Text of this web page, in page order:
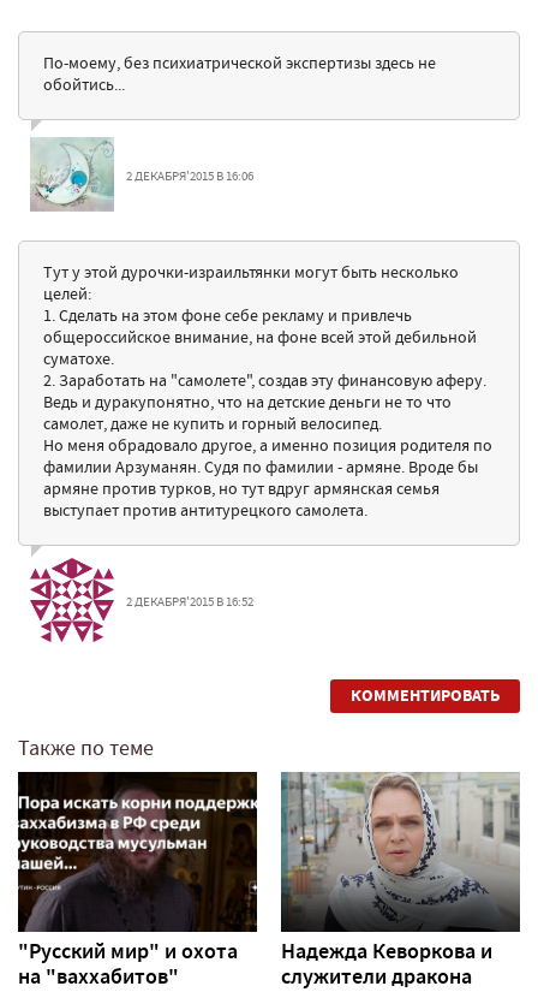
По-моему, без психиатрической экспертизы здесь не
обойтись...
2 ДЕКАБРЯ'2015 В 16:06
Тут у этой дурочки-израильтянки могут быть несколько
целей:
1. Сделать на этом фоне себе рекламу и привлечь
общероссийское внимание, на фоне всей этой дебильной
суматохе.
2. Заработать на "самолете", создав эту финансовую аферу.
Ведь и дуракупонятно, что на детские деньги не то что
самолет, даже не купить и горный велосипед.
Но меня обрадовало другое, а именно позиция родителя по
фамилии Арзуманян. Судя по фамилии - армяне. Вроде бы
армяне против турков, но тут вдруг армянская семья
выступает против антитурецкого самолета.
2 ДЕКАБРЯ'2015 В 16:52
КОММЕНТИРОВАТЬ
Также по теме
"Русский мир" и охота
на "ваххабитов"
Надежда Кеворкова и
служители дракона